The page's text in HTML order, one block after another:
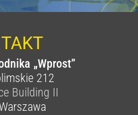
„Wprost”
212
Building II